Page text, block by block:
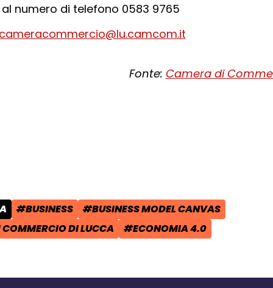
numero di telefono 0583 9765
Fonte: Camera di
TAG:
#BUSINESS TAG:
#BUSINESS MODEL CANVAS
DI LUCCA
TAG:
#ECONOMIA 4.0